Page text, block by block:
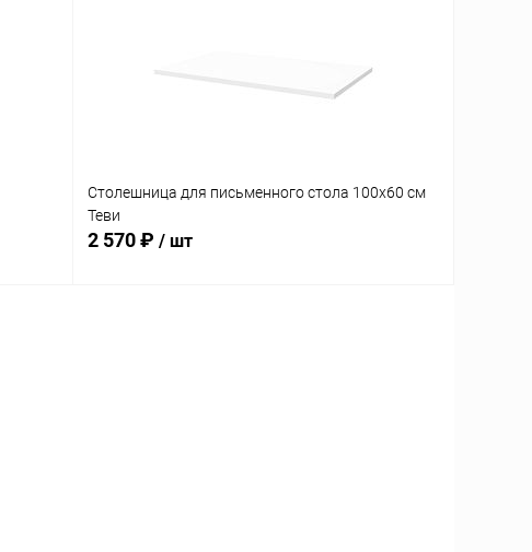
Столешница для письменного стола 100х60 см
Теви
2 570 ₽ / шт